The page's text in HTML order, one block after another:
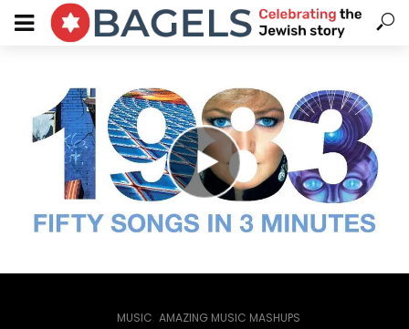
MUSIC AMAZING MUSIC MASHUPS